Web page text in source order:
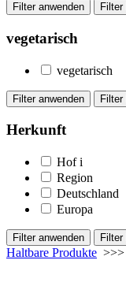
vegetarisch
vegetarisch
Herkunft
Hof i
Region
Deutschland
Europa
Haltbare Produkte >>>